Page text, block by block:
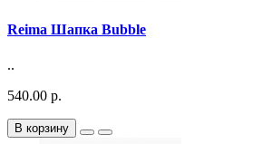
Reima Шапка Bubble
..
540.00 р.
В корзину